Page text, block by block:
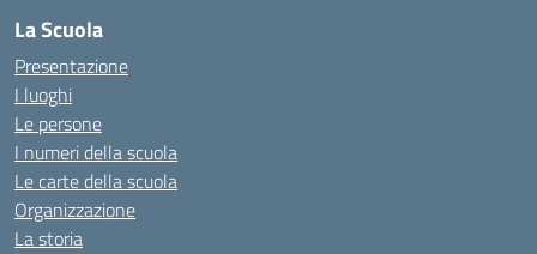
La Scuola
Presentazione
I luoghi
Le persone
I numeri della scuola
Le carte della scuola
Organizzazione
La storia